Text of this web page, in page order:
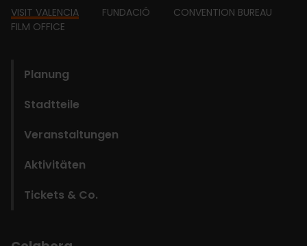
Footer
VISIT VALENCIA FUNDACIÓ
CONVENTION BUREAU
FILM OFFICE
Planung
Stadtteile
Veranstaltungen
Aktivitäten
Tickets & Co.